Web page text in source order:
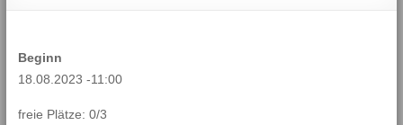
Beginn
18.08.2023 -11:00
freie Plätze: 0/3